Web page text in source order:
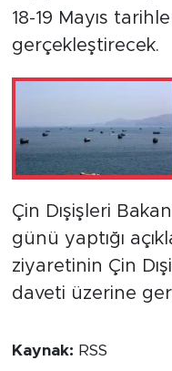
18-19 Mayıs
gerçekleştirecek.
Çin Dışişleri
günü yaptığı
ziyaretinin Çin
daveti üzerine
Kaynak: RSS
Xinhua Türkiye